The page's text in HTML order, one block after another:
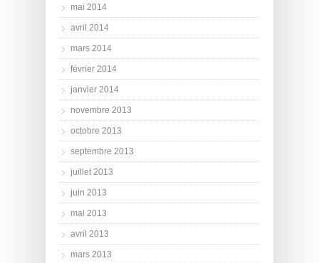
mai 2014
avril 2014
mars 2014
février 2014
janvier 2014
novembre 2013
octobre 2013
septembre 2013
juillet 2013
juin 2013
mai 2013
avril 2013
mars 2013